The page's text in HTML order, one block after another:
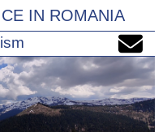
IN ROMANIA